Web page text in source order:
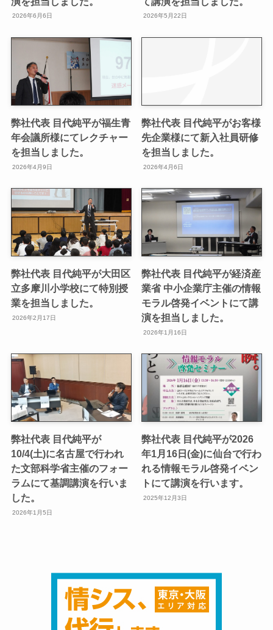
2026年6月6日 2026年5月22日
弊社代表 目代純平が福生青
年会議所様にてレクチャー
を担当しました。
2026年4月9日
弊社代表 目代純平がお客様
先企業様にて新入社員研修
を担当しました。
2026年4月6日
弊社代表 目代純平が大田区
立多摩川小学校にて特別授
業を担当しました。
2026年2月17日
弊社代表 目代純平が経済産
業省 中小企業庁主催の情報
モラル啓発イベントにて講
演を担当しました。
2026年1月16日
弊社代表 目代純平が
10/4(土)に名古屋で行われ
た文部科学省主催のフォー
ラムにて基調講演を行いま
した。
2026年1月5日
弊社代表 目代純平が2026
年1月16日(金)に仙台で行わ
れる情報モラル啓発イベン
トにて講演を行います。
2025年12月3日